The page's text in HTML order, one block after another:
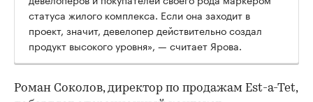
статуса жилого комплекса. Если она заходит в
проект, значит, девелопер действительно создал
продукт высокого уровня», — считает Ярова.
Роман Соколов, директор по продажам Est-a-Tet,